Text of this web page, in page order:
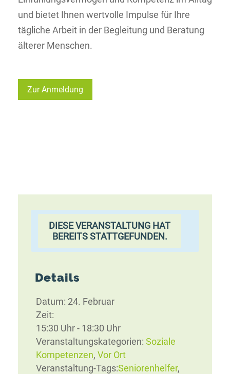
und bietet Ihnen wertvolle Impulse für Ihre
tägliche Arbeit in der Begleitung und Beratung
älterer Menschen.
Zur Anmeldung
DIESE VERANSTALTUNG HAT
BEREITS STATTGEFUNDEN.
Details
Datum: 24. Februar
Zeit:
15:30 Uhr - 18:30 Uhr
Veranstaltungskategorien: Soziale
Kompetenzen, Vor Ort
Veranstaltung-Tags:Seniorenhelfer,